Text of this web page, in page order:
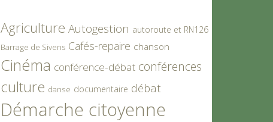
Agriculture Autogestion autoroute et RN126
Barrage de Sivens Cafés-repaire chanson
Cinéma conférence-débat conférences
culture danse documentaire débat
Démarche citoyenne